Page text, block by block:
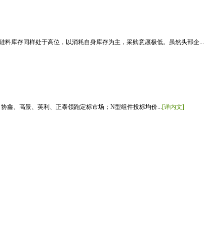
库存同样处于高位，以消耗自身库存为主，采购意愿极低。虽然头部企...
鑫、高景、英利、正泰领跑定标市场；N型组件投标均价... [详内文]